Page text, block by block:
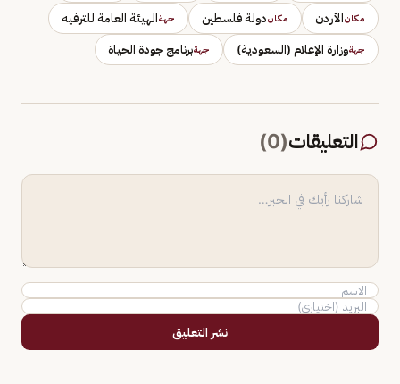
مكانالأردن مكاندولة فلسطين جهةالهيئة العامة للترفيه
جهةوزارة الإعلام (السعودية) جهةبرنامج جودة الحياة
التعليقات(
0
)
نشر التعليق